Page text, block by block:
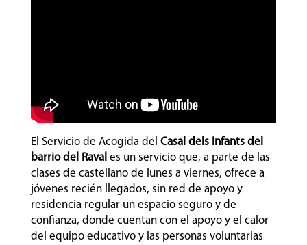
El Servicio de Acogida del Casal dels Infants del
barrio del Raval es un servicio que, a parte de las
clases de castellano de lunes a viernes, ofrece a
jóvenes recién llegados, sin red de apoyo y
residencia regular un espacio seguro y de
confianza, donde cuentan con el apoyo y el calor
del equipo educativo y las personas voluntarias